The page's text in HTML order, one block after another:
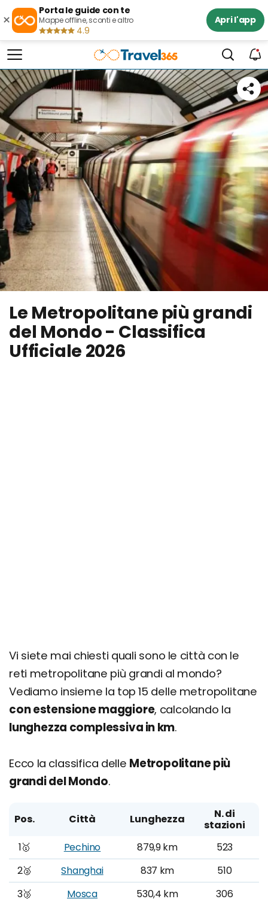
×
Porta le guide con te
Mappe offline, sconti e altro
4.9
Apri l'app
Le Metropolitane più grandi
del Mondo - Classifica
Ufficiale 2026
Vi siete mai chiesti quali sono le città con le
reti metropolitane più grandi al mondo?
Vediamo insieme la top 15 delle metropolitane
con estensione maggiore, calcolando la
lunghezza complessiva in km.
Ecco la classifica delle Metropolitane più
grandi del Mondo.
Pos. Città Lunghezza
N. di
stazioni
1🥇
Pechino 879,9 km
523
2🥈
Shanghai 837 km
510
3🥉
Mosca 530,4 km
306